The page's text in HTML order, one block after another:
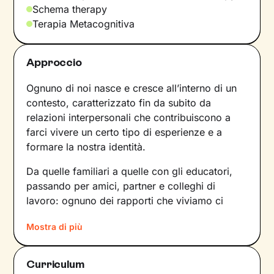
Schema therapy
Terapia Metacognitiva
Approccio
Ognuno di noi nasce e cresce all’interno di un
contesto, caratterizzato fin da subito da
relazioni interpersonali che contribuiscono a
farci vivere un certo tipo di esperienze e a
formare la nostra identità.
Da quelle familiari a quelle con gli educatori,
passando per amici, partner e colleghi di
lavoro: ognuno dei rapporti che viviamo ci
dinamiche che abbiamo sperimentato fino a
quel momento. Anche le emozioni che
proviamo e i pensieri che concepiamo sono
Mostra di più
Curriculum